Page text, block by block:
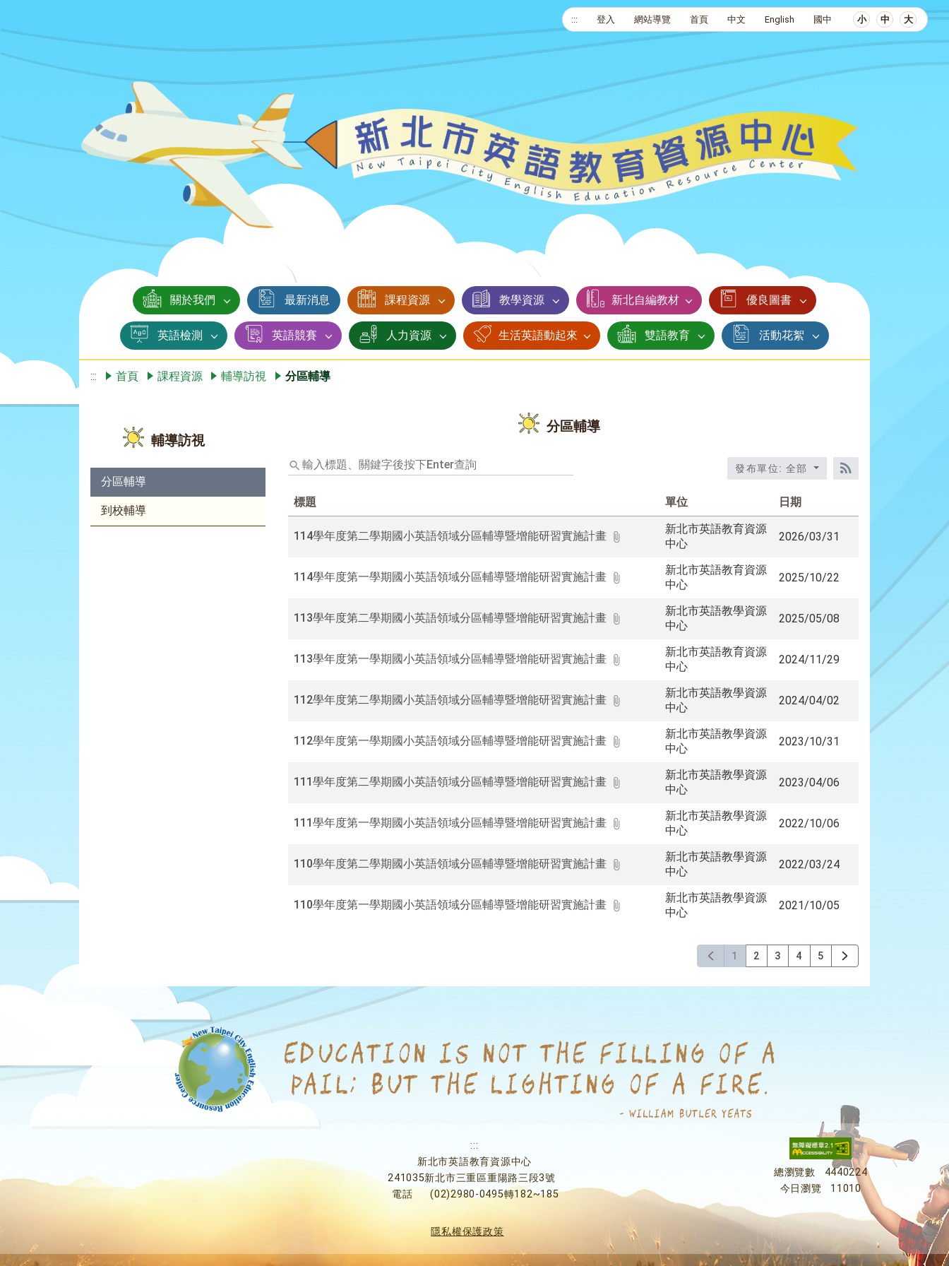
::: 登入 網站導覽 首頁 中文 English 國中 小 中 大
關於我們 最新消息 課程資源 教學資源 新北自編教材 優良圖書
英語檢測 英語競賽 人力資源 生活英語動起來 雙語教育 活動花絮
::: 首頁 課程資源 輔導訪視 分區輔導
輔導訪視
分區輔導
到校輔導
分區輔導
輸
入
題、
關
鍵
按
查
發布單位: 全部
RSS訂閱
標題 單位 日期
114學年度第二學期國小英語領域分區輔導暨增能研習實施計畫
新北市英語教育資源
中心
2026/03/31
114學年度第一學期國小英語領域分區輔導暨增能研習實施計畫
新北市英語教育資源
中心
2025/10/22
113學年度第二學期國小英語領域分區輔導暨增能研習實施計畫
新北市英語教學資源
中心
2025/05/08
113學年度第一學期國小英語領域分區輔導暨增能研習實施計畫
新北市英語教育資源
中心
2024/11/29
112學年度第二學期國小英語領域分區輔導暨增能研習實施計畫
新北市英語教學資源
中心
2024/04/02
112學年度第一學期國小英語領域分區輔導暨增能研習實施計畫
新北市英語教學資源
中心
2023/10/31
111學年度第二學期國小英語領域分區輔導暨增能研習實施計畫
新北市英語教學資源
中心
2023/04/06
111學年度第一學期國小英語領域分區輔導暨增能研習實施計畫
新北市英語教學資源
中心
2022/10/06
110學年度第二學期國小英語領域分區輔導暨增能研習實施計畫
新北市英語教學資源
中心
2022/03/24
110學年度第一學期國小英語領域分區輔導暨增能研習實施計畫
新北市英語教學資源
中心
2021/10/05
1 2 3 4 5
:::
新北市英語教育資源中心
241035新北市三重區重陽路三段3號
電話
(02)2980-0495轉182~185
總瀏覽數
4440224
今日瀏覽
11010
隱私權保護政策